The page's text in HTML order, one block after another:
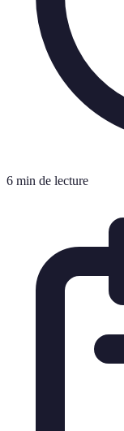
6 min de lecture